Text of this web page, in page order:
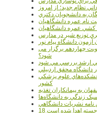
نظام جديد؛ از امروز
به دانشجويان دکتري
نام عمره دانشگاهيان
کشي عمره دانشگاهيان
توزيع شير در مدارس
دانشگاه پیام نور
چهاردهم برگزار می
شود؟
دانشگاه محقق اردبيلي
دانشکده‌هاي علوم پزشکي
کشور
به پيمانکاران تغذيه
نامه نشريات دانشگاهي
اهدا شده است